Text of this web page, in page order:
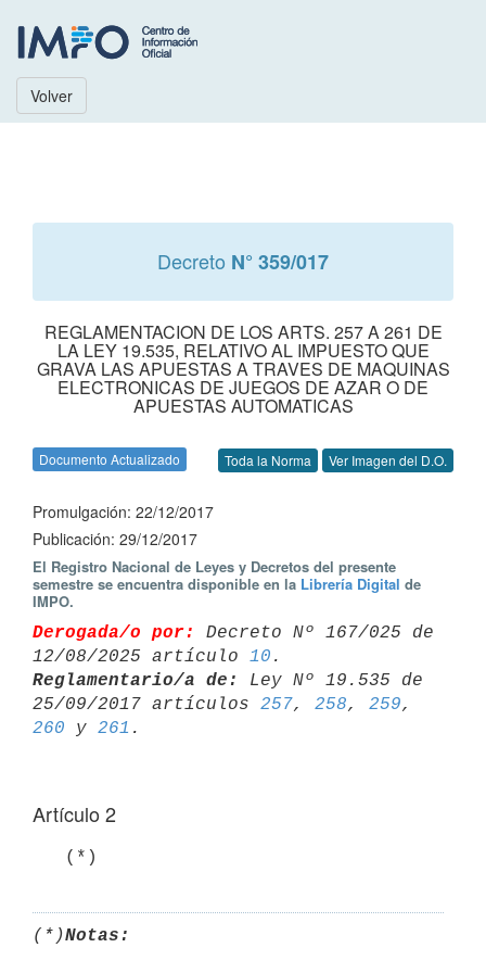
Volver
Decreto N° 359/017
REGLAMENTACION DE LOS ARTS. 257 A 261 DE
LA LEY 19.535, RELATIVO AL IMPUESTO QUE
GRAVA LAS APUESTAS A TRAVES DE MAQUINAS
ELECTRONICAS DE JUEGOS DE AZAR O DE
APUESTAS AUTOMATICAS
Documento Actualizado Toda la Norma Ver Imagen del D.O.
Promulgación: 22/12/2017
Publicación: 29/12/2017
El Registro Nacional de Leyes y Decretos del presente
semestre se encuentra disponible en la Librería Digital de
IMPO.
Derogada/o por:
Decreto Nº 167/025 de
12/08/2025 artículo 10
Reglamentario/a de:
Ley Nº 19.535 de
25/09/2017 artículos 257, 258, 259,
260 y 261
Artículo 2
   (*)
(*)Notas: